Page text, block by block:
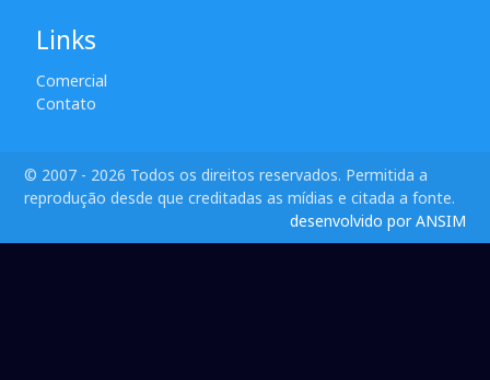
Links
Comercial
Contato
© 2007 - 2026 Todos os direitos reservados. Permitida a
reprodução desde que creditadas as mídias e citada a fonte.
desenvolvido por ANSIM